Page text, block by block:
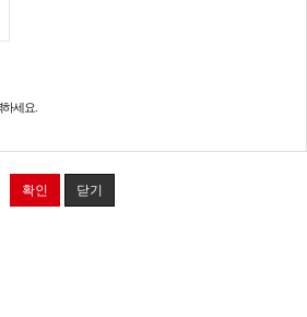
세요.
확인 닫기